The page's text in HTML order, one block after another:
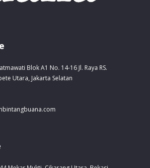
Blok A1 No. 14-16 Jl. Raya RS.
Utara, Jakarta Selatan